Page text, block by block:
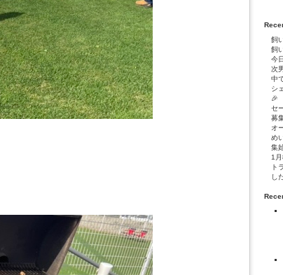
飼
飼
今
次
中
シ
🎉
セ
募
オ
め
集
1
ト
し